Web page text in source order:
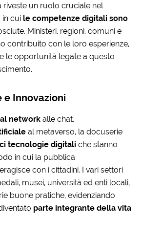
riveste un ruolo cruciale nel
cui le competenze digitali sono
Ministeri, regioni, comuni e
contribuito con le loro esperienze,
le opportunità legate a questo
e Innovazioni
network alle chat,
al metaverso, la docuserie
tecnologie digitali che stanno
in cui la pubblica
con i cittadini. I vari settori
musei, università ed enti locali,
buone pratiche, evidenziando
parte integrante della vita